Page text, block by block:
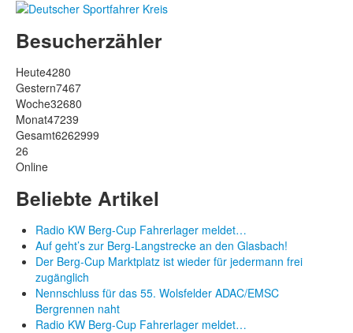
Besucherzähler
Heute4280
Gestern7467
Woche32680
Monat47239
Gesamt6262999
26
Online
Beliebte Artikel
Radio KW Berg-Cup Fahrerlager meldet…
Auf geht’s zur Berg-Langstrecke an den Glasbach!
Der Berg-Cup Marktplatz ist wieder für jedermann frei
zugänglich
Nennschluss für das 55. Wolsfelder ADAC/EMSC
Bergrennen naht
Radio KW Berg-Cup Fahrerlager meldet…